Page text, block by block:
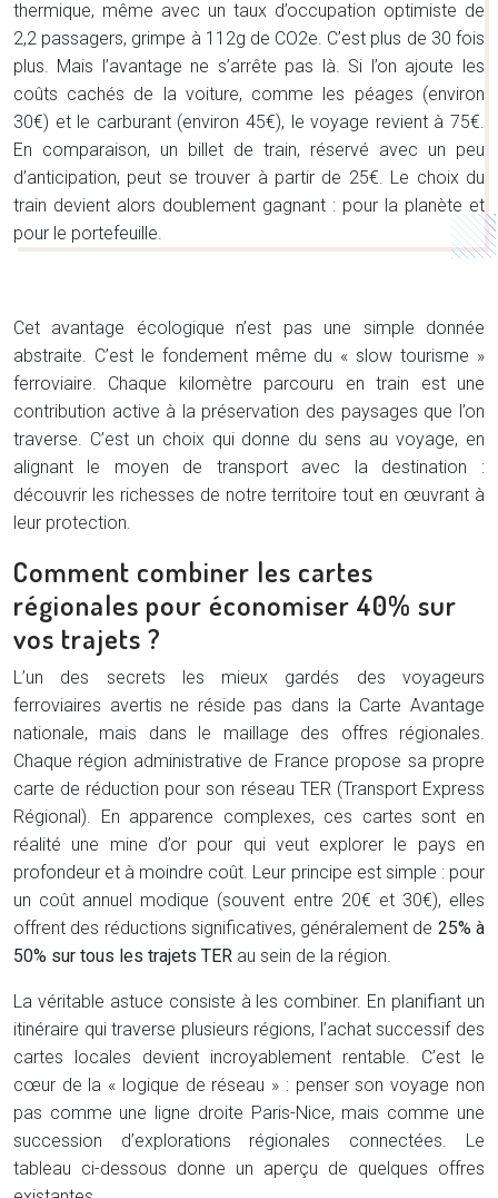
thermique, même avec un taux d’occupation optimiste de
2,2 passagers, grimpe à 112g de CO2e. C’est plus de 30 fois
plus. Mais l’avantage ne s’arrête pas là. Si l’on ajoute les
coûts cachés de la voiture, comme les péages (environ
30€) et le carburant (environ 45€), le voyage revient à 75€.
En comparaison, un billet de train, réservé avec un peu
d’anticipation, peut se trouver à partir de 25€. Le choix du
train devient alors doublement gagnant : pour la planète et
pour le portefeuille.
Cet avantage écologique n’est pas une simple donnée
abstraite. C’est le fondement même du « slow tourisme »
ferroviaire. Chaque kilomètre parcouru en train est une
contribution active à la préservation des paysages que l’on
traverse. C’est un choix qui donne du sens au voyage, en
alignant le moyen de transport avec la destination :
découvrir les richesses de notre territoire tout en œuvrant à
leur protection.
Comment combiner les cartes
régionales pour économiser 40% sur
vos trajets ?
L’un des secrets les mieux gardés des voyageurs
ferroviaires avertis ne réside pas dans la Carte Avantage
nationale, mais dans le maillage des offres régionales.
Chaque région administrative de France propose sa propre
carte de réduction pour son réseau TER (Transport Express
Régional). En apparence complexes, ces cartes sont en
réalité une mine d’or pour qui veut explorer le pays en
profondeur et à moindre coût. Leur principe est simple : pour
un coût annuel modique (souvent entre 20€ et 30€), elles
offrent des réductions significatives, généralement de 25% à
50% sur tous les trajets TER au sein de la région.
La véritable astuce consiste à les combiner. En planifiant un
itinéraire qui traverse plusieurs régions, l’achat successif des
cartes locales devient incroyablement rentable. C’est le
cœur de la « logique de réseau » : penser son voyage non
pas comme une ligne droite Paris-Nice, mais comme une
succession d’explorations régionales connectées. Le
tableau ci-dessous donne un aperçu de quelques offres